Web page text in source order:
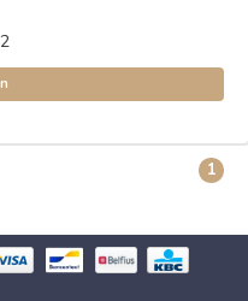
1